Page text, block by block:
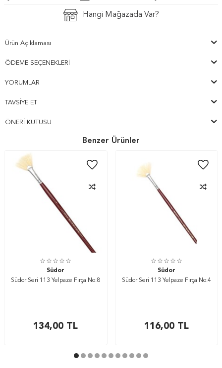
Hangi Mağazada Var?
Ürün Açıklaması
ÖDEME SEÇENEKLERI
YORUMLAR
TAVSIYE ET
ÖNERI KUTUSU
Benzer Ürünler
Südor
Südor Seri 113 Yelpaze Fırça No:8
134,00 TL
Südor
Südor Seri 113 Yelpaze Fırça No:4
116,00TL